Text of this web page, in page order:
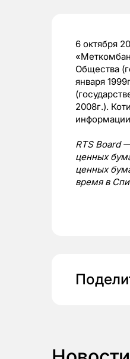
6 октября
Общества
января
2008г.).
информации
RTS Board
ценных
ценных
время в